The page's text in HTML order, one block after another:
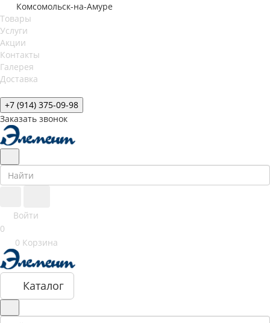
Комсомольск-на-Амуре
Товары
Услуги
Акции
Контакты
Галерея
Доставка
+7 (914) 375-09-98
Заказать звонок
Войти
0
0 Корзина
Каталог